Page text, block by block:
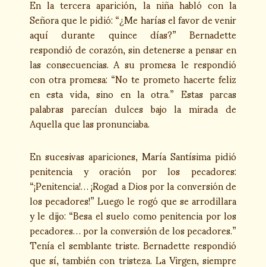
Señora que le pidió: “¿Me harías el favor de venir
aquí durante quince días?” Bernadette
respondió de corazón, sin detenerse a pensar en
las consecuencias. A su promesa le respondió
con otra promesa: “No te prometo hacerte feliz
en esta vida, sino en la otra.” Estas parcas
palabras parecían dulces bajo la mirada de
Aquella que las pronunciaba.
En sucesivas apariciones, María Santísima pidió
penitencia y oración por los pecadores:
“¡Penitencia!… ¡Rogad a Dios por la conversión de
los pecadores!” Luego le rogó que se arrodillara
y le dijo: “Besa el suelo como penitencia por los
pecadores… por la conversión de los pecadores.”
Tenía el semblante triste. Bernadette respondió
que sí, también con tristeza. La Virgen, siempre